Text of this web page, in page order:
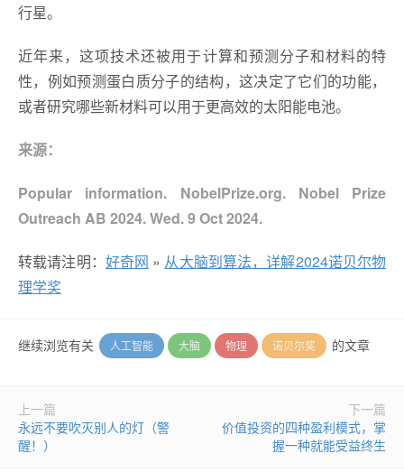
行星。
近年来，这项技术还被用于计算和预测分子和材料的特
性，例如预测蛋白质分子的结构，这决定了它们的功能，
或者研究哪些新材料可以用于更高效的太阳能电池。
来源：
Popular information. NobelPrize.org. Nobel Prize
Outreach AB 2024. Wed. 9 Oct 2024.
转载请注明： 好奇网 » 从大脑到算法，详解2024诺贝尔物
理学奖
继续浏览有关 人工智能 大脑 物理 诺贝尔奖 的文章
上一篇
永远不要吹灭别人的灯（警
醒！）
下一篇
价值投资的四种盈利模式，掌
握一种就能受益终生